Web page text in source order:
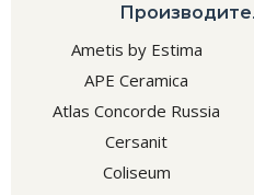
Ametis by Estima
APE Ceramica
Atlas Concorde Russia
Cersanit
Coliseum